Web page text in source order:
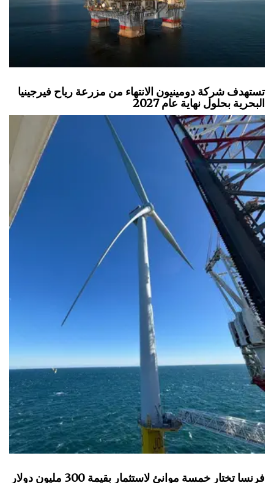
تستهدف شركة دومينيون الانتهاء من مزرعة رياح فيرجينيا
البحرية بحلول نهاية عام 2027
فرنسا تختار خمسة موانئ لاستثمار بقيمة 300 مليون دولار